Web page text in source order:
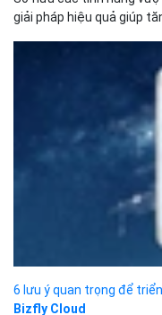
6 lưu ý quan trọng để triển
Bizfly Cloud
19-12-2022
Với giải pháp WAF,
công, xâm nhập vào hệ